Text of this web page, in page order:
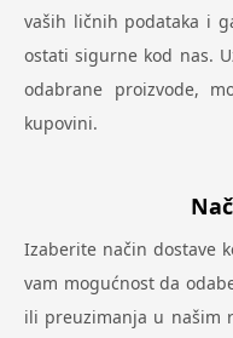
vaših ličnih podataka i
ostati sigurne kod nas.
odabrane proizvode,
kupovini.
Izaberite način dostave
vam mogućnost da
ili preuzimanja u našim